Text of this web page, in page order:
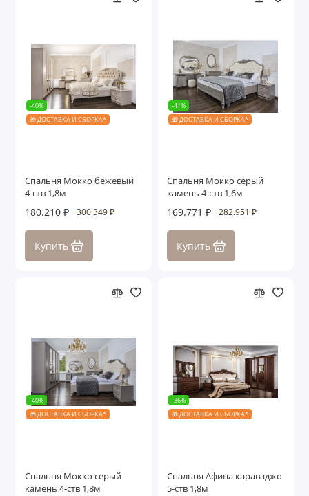
-40%
🎁 ДОСТАВКА И СБОРКА*
Спальня Мокко бежевый
4-ств 1,8м
180.210 ₽ 300.349 ₽
Купить
-41%
🎁 ДОСТАВКА И СБОРКА*
Спальня Мокко серый
камень 4-ств 1,6м
169.771 ₽ 282.951 ₽
Купить
-40%
🎁 ДОСТАВКА И СБОРКА*
Спальня Мокко серый
камень 4-ств 1,8м
-36%
🎁 ДОСТАВКА И СБОРКА*
Спальня Афина караваджо
5-ств 1,8м